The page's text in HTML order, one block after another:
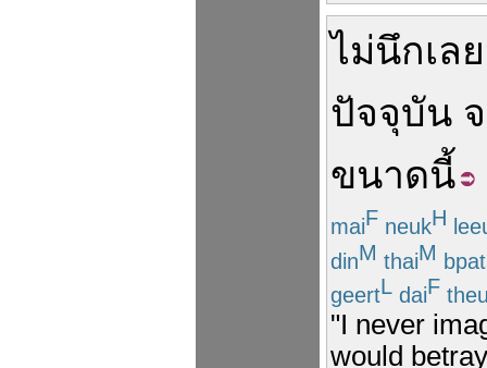
ไม่นึกเลย
ปัจจุบัน
ขนาดนี้
maiF neukH
dinM thaiM bpat
geertL daiF
"I never
would